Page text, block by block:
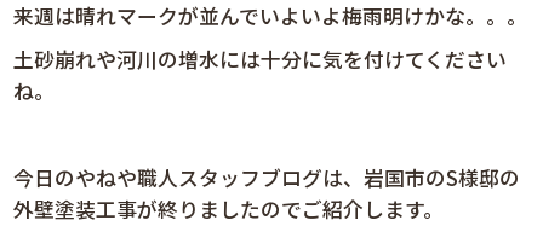
来週は晴れマークが並んでいよいよ梅雨明けかな。。。
土砂崩れや河川の増水には十分に気を付けてください
ね。
今日のやねや職人スタッフブログは、岩国市のS様邸の
外壁塗装工事が終りましたのでご紹介します。